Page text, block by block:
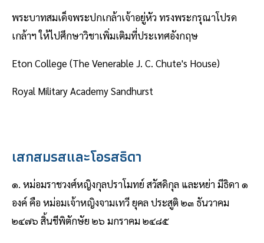
พระบาทสมเด็จพระปกเกล้าเจ้าอยู่หัว ทรงพระกรุณาโปรด
เกล้าฯ ให้ไปศึกษาวิชาเพิ่มเติมที่ประเทศอังกฤษ
Eton College (The Venerable J. C. Chute's House)
Royal Military Academy Sandhurst
เสกสมรสและโอรสธิดา
๑. หม่อมราชวงศ์หญิงกุลปราโมทย์ สวัสดิกุล และหย่า มีธิดา ๑
องค์ คือ หม่อมเจ้าหญิงจามเทวี ยุคล ประสูติ ๒๓ ธันวาคม
๒๔๗๖ สิ้นชีพิตักษัย ๒๖ มกราคม ๒๔๘๕